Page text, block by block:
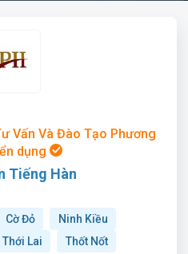
Vấn Và Đào Tạo Phương
dụng
Tiếng Hàn
Cờ Đỏ
Ninh Kiều
Thới Lai
Thốt Nốt